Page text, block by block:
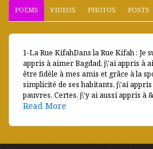
POEMS VIDEOS PHOTOS POSTS
1-La Rue KifahDans la Rue Kifah : Je
appris à aimer Bagdad, j\'ai appris à
être fidèle à mes amis et grâce à la
simplicité de ses habitants, j\'ai
pauvres. Certes, j\'y ai aussi appris à
Read More